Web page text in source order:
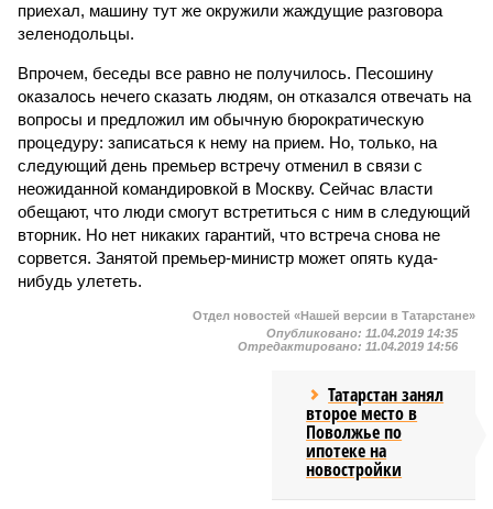
приехал, машину тут же окружили жаждущие разговора
зеленодольцы.
Впрочем, беседы все равно не получилось. Песошину
оказалось нечего сказать людям, он отказался отвечать на
вопросы и предложил им обычную бюрократическую
процедуру: записаться к нему на прием. Но, только, на
следующий день премьер встречу отменил в связи с
неожиданной командировкой в Москву. Сейчас власти
обещают, что люди смогут встретиться с ним в следующий
вторник. Но нет никаких гарантий, что встреча снова не
сорвется. Занятой премьер-министр может опять куда-
нибудь улететь.
Отдел новостей «Нашей версии в Татарстане»
Опубликовано: 11.04.2019 14:35
Отредактировано: 11.04.2019 14:56
Татарстан занял
второе место в
Поволжье по
ипотеке на
новостройки